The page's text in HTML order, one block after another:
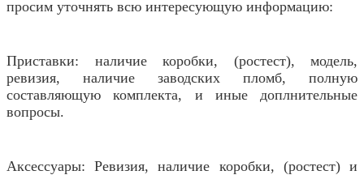
просим уточнять всю интересующую информацию:
Приставки: наличие коробки, (ростест), модель,
ревизия, наличие заводских пломб, полную
составляющую комплекта, и иные доплнительные
вопросы.
Аксессуары: Ревизия, наличие коробки, (ростест) и